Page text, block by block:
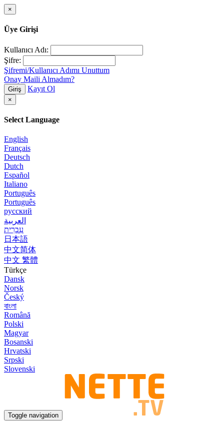
×
Üye Girişi
Kullanıcı Adı:
Şifre:
Şifremi/Kullanıcı Adımı Unuttum
Onay Maili Almadım?
Giriş Kayıt Ol
×
Select Language
English
Français
Deutsch
Dutch
Español
Italiano
Português
Português
русский
العربية
עִבְרִית
日本語
中文简体
中文 繁體
Türkçe
Dansk
Norsk
Český
বাংলা
Română
Polski
Magyar
Bosanski
Hrvatski
Srpski
Slovenski
Toggle navigation